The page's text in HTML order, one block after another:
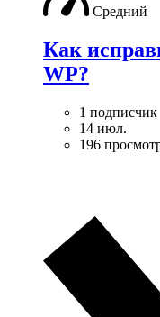
Средний
Как
WP?
1 подписчик
14 июл.
196